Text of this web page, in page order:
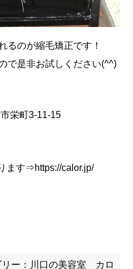
るのが縮毛矯正です！
で是非お試しください(^^)
栄町3-11-15
ます⇒https://calor.jp/
ー： 川口の美容室 カロ